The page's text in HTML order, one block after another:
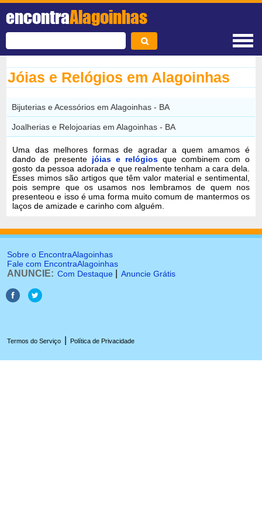
encontraAlagoinhas
Jóias e Relógios em Alagoinhas
Bijuterias e Acessórios em Alagoinhas - BA
Joalherias e Relojoarias em Alagoinhas - BA
Uma das melhores formas de agradar a quem amamos é
dando de presente jóias e relógios que combinem com o
gosto da pessoa adorada e que realmente tenham a cara dela.
Esses mimos são artigos que têm valor material e sentimental,
pois sempre que os usamos nos lembramos de quem nos
presenteou e isso é uma forma muito comum de mantermos os
laços de amizade e carinho com alguém.
Sobre o EncontraAlagoinhas
Fale com EncontraAlagoinhas
ANUNCIE: Com Destaque Anuncie Grátis
Termos do Serviço Política de Privacidade